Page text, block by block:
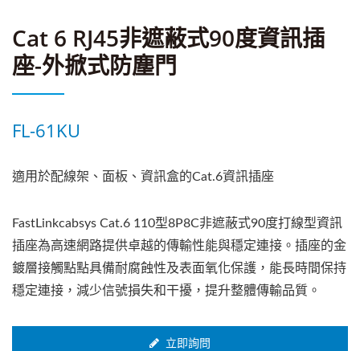
Cat 6 RJ45非遮蔽式90度資訊插
座-外掀式防塵門
FL-61KU
適用於配線架、面板、資訊盒的Cat.6資訊插座
FastLinkcabsys Cat.6 110型8P8C非遮蔽式90度打線型資訊
插座為高速網路提供卓越的傳輸性能與穩定連接。插座的金
鍍層接觸點點具備耐腐蝕性及表面氧化保護，能長時間保持
穩定連接，減少信號損失和干擾，提升整體傳輸品質。
立即詢問